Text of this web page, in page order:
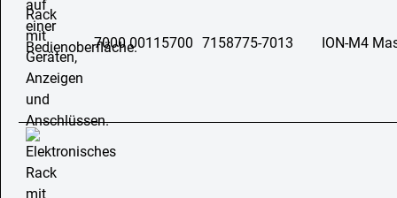
7000 00115700 7158775-7013 ION-M4